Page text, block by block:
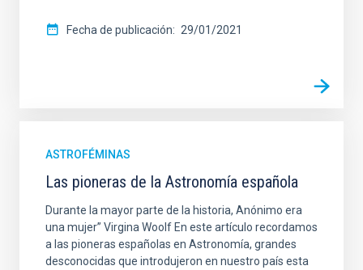
Fecha de publicación 29/01/2021
ASTROFÉMINAS
Las pioneras de la Astronomía española
Durante la mayor parte de la historia, Anónimo era
una mujer” Virgina Woolf En este artículo recordamos
a las pioneras españolas en Astronomía, grandes
desconocidas que introdujeron en nuestro país esta